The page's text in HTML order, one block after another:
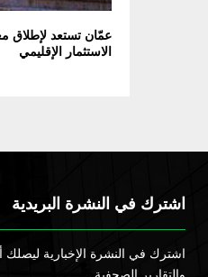
عمّان تستعد لإطلاق
الاستثمار الإقليمي
اشترك في النشرة البريدية
اشترك في النشرة الإخبارية ليصلك
والتقارير الصحفية.